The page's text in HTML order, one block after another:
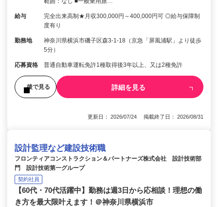
給与
完全出来高制★月収300,000円～400,000円可 ◎給与保障制
度有り
勤務地
神奈川県横浜市磯子区森3-1-18（京急「屏風浦駅」より徒歩
5分）
応募資格 普通自動車運転免許1種取得後3年以上、又は2種免許
後で見る 詳細を見る
更新日： 2026/07/24 掲載終了日： 2026/08/31
設計監理など建設技術職
フロンティアコンストラクション＆パートナーズ株式会社 設計技術部
門 設計技術第一グループ
契約社員
【60代・70代活躍中】勤務は週3日から応相談！理想の働
き方を最大限叶えます！＠神奈川県横浜市